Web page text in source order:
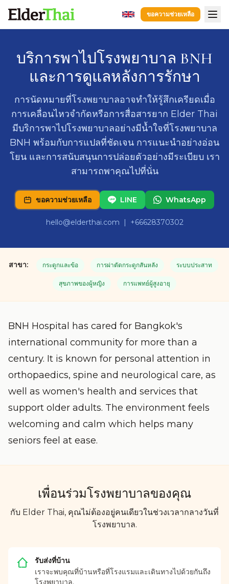
ขอความช่วยเหลือ
การนำผู้ป่วยไปส่งโรงพยาบาล.
บริการหลังจากการรักษาที่โรงพยาบาล.
การดูแลผู้ป่วยโรคสมองเสื่อม
การดูแลผู้สูงอายุ
การดูแลฟื้นฟู
คู่มือ
ผู้ดูแล
ขอความช่วยเหลือ LINE WhatsApp
hello@elderthai.com | +66628370302
บริการพาไปโรงพยาบาล BNH
และการดูแลหลังการรักษา
การนัดหมายที่โรงพยาบาลอาจทำให้รู้สึกเครียดเมื่อ
การเคลื่อนไหวจำกัดหรือการสื่อสารยาก Elder Thai
มีบริการพาไปโรงพยาบาลอย่างมีน้ำใจที่โรงพยาบาล
BNH พร้อมกับการแปลที่ชัดเจน การแนะนำอย่างอ่อน
โยน และการสนับสนุนการปล่อยตัวอย่างมีระเบียบ เรา
สามารถพาคุณไปที่นั่น
ขอความช่วยเหลือ LINE WhatsApp
hello@elderthai.com | +66628370302
สาขา: กระดูกและข้อ การผ่าตัดกระดูกสันหลัง ระบบประสาท
สุขภาพของผู้หญิง การแพทย์ผู้สูงอายุ
BNH Hospital has cared for Bangkok's
international community for more than a
century. It is known for personal attention in
orthopaedics, spine and neurological care, as
well as women's health and services that
support older adults. The environment feels
welcoming and calm which helps many
seniors feel at ease.
เพื่อนร่วมโรงพยาบาลของคุณ
กับ Elder Thai, คุณไม่ต้องอยู่คนเดียวในช่วงเวลากลางวันที่
โรงพยาบาล.
รับส่งที่บ้าน
เราจะพบคุณที่บ้านหรือที่โรงแรมและเดินทางไปด้วยกันถึง
โรงพยาบาล.